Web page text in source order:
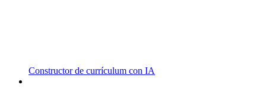
Constructor de currículum con IA